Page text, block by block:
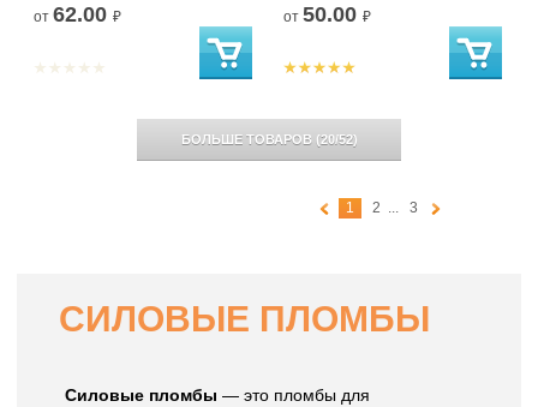
от 62.00 ₽ от 50.00 ₽
БОЛЬШЕ ТОВАРОВ(20/52)
1 2 ... 3
СИЛОВЫЕ ПЛОМБЫ
Силовые пломбы — это пломбы для